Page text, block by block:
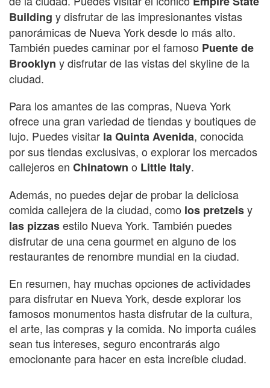
Building y disfrutar de las impresionantes vistas
panorámicas de Nueva York desde lo más alto.
También puedes caminar por el famoso Puente de
Brooklyn y disfrutar de las vistas del skyline de la
ciudad.
Para los amantes de las compras, Nueva York
ofrece una gran variedad de tiendas y boutiques de
lujo. Puedes visitar la Quinta Avenida, conocida
por sus tiendas exclusivas, o explorar los mercados
callejeros en Chinatown o Little Italy.
Además, no puedes dejar de probar la deliciosa
comida callejera de la ciudad, como los pretzelsy
las pizzasestilo Nueva York. También puedes
disfrutar de una cena gourmet en alguno de los
restaurantes de renombre mundial en la ciudad.
En resumen, hay muchas opciones de actividades
para disfrutar en Nueva York, desde explorar los
famosos monumentos hasta disfrutar de la cultura,
el arte, las compras y la comida. No importa cuáles
sean tus intereses, seguro encontrarás algo
emocionante para hacer en esta increíble ciudad.